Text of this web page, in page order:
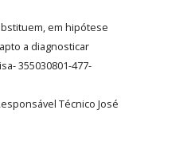
em hipótese
a diagnosticar
355030801-477-
Técnico José